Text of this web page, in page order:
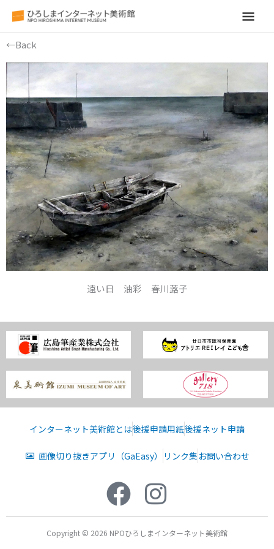
メ
ン
メ
ニ
ュ
ー
←Back
遠い日 油彩 春川蕗子
インターネット美術館とは後援申請用紙後援ネット申請
画像切り抜きアプリ（GaEasy） リンク集 お問い合わせ
Copyright © 2026 NPOひろしまインターネット美術館